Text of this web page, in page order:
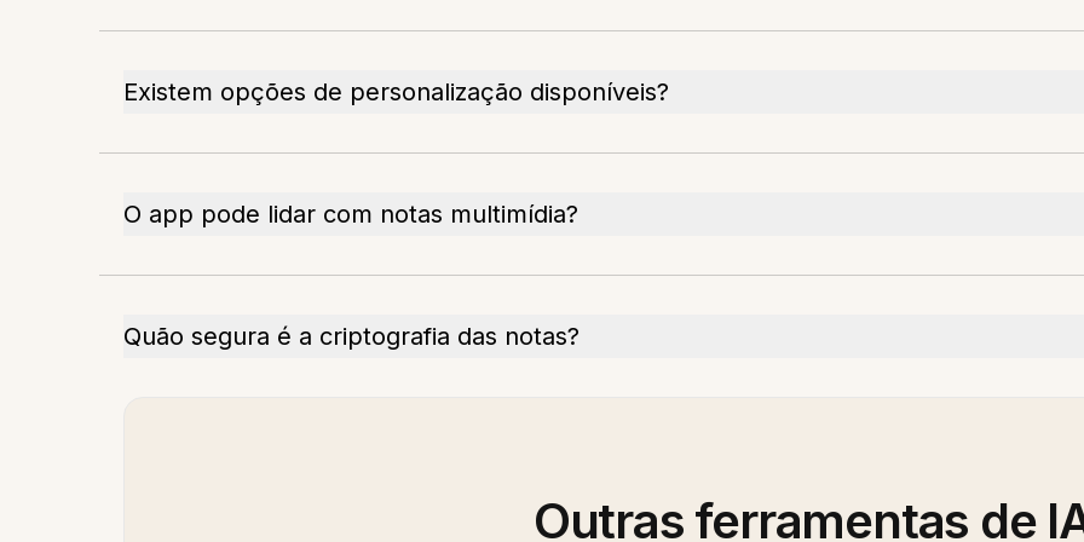
Existem opções de personalização disponíveis?
O app pode lidar com notas multimídia?
Quão segura é a criptografia das notas?
Outras ferramentas de